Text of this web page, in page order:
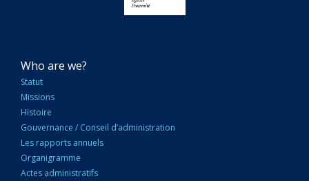
NAVIGATION
PRINCIPALE
Who are we?
Statut
Missions
Histoire
Gouvernance / Conseil d’administration
Les rapports annuels
Organigramme
Actes administratifs